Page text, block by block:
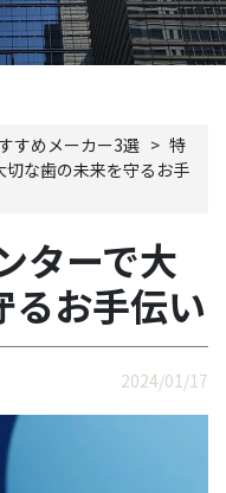
すめメーカー3選 > 特
な歯の未来を守るお手
ターで大
るお手伝い
2024/01/17